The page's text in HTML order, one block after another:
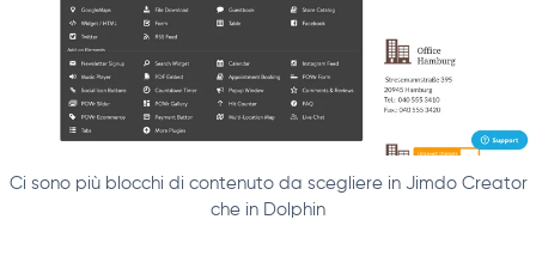
Ci sono più blocchi di contenuto da scegliere in Jimdo Creator
che in Dolphin